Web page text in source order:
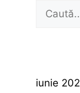
Caută
iunie